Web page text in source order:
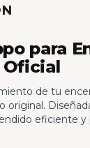
para
Oficial
de tu
original.
eficiente y